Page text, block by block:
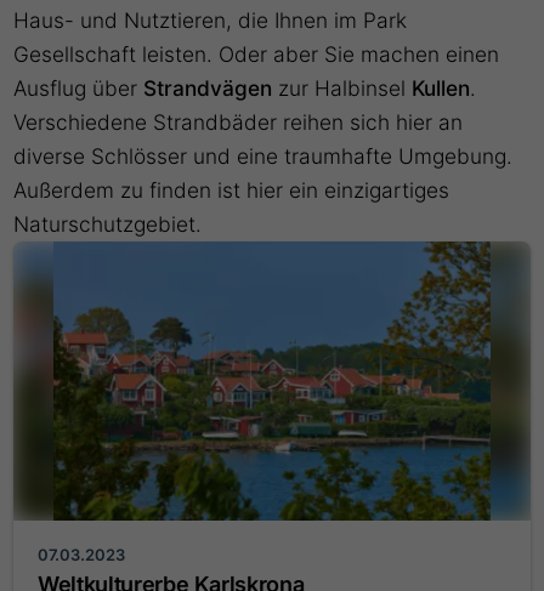
Haus- und Nutztieren, die Ihnen im Park
Gesellschaft leisten. Oder aber Sie machen einen
Ausflug über Strandvägen zur Halbinsel Kullen.
Verschiedene Strandbäder reihen sich hier an
diverse Schlösser und eine traumhafte Umgebung.
Außerdem zu finden ist hier ein einzigartiges
Naturschutzgebiet.
07.03.2023
Weltkulturerbe Karlskrona